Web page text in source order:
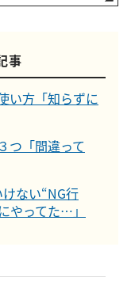
事
い方「知らずに
つ「間違って
ない“NG行
やってた…」